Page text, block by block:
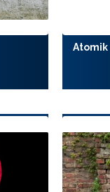
Atomik